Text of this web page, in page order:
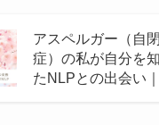
アスペルガー（自
症）の私が自分を
たNLPとの出会い